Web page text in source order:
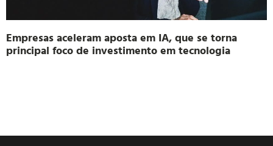
Empresas aceleram aposta em IA, que se torna
principal foco de investimento em tecnologia